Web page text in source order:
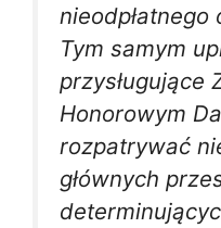
nieodpłatnego
Tym samym
przysługujące
Honorowym
rozpatrywać
głównych